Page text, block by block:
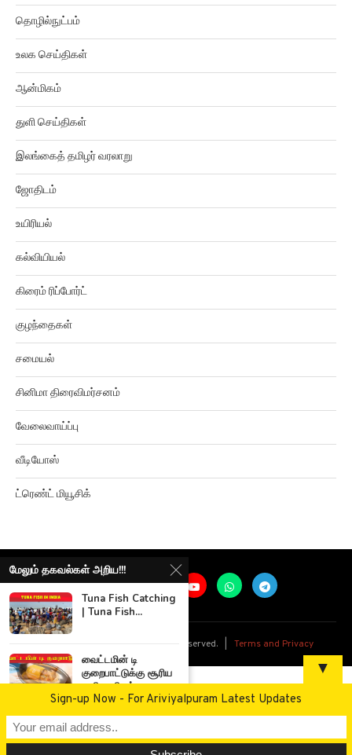
தொழில்நுட்பம்
உலக செய்திகள்
ஆன்மிகம்
துளி செய்திகள்
இலங்கைத் தமிழர் வரலாறு
ஜோதிடம்
உயிரியல்
கல்வியியல்
கிரைம் ரிப்போர்ட்
குழந்தைகள்
சமையல்
சினிமா திரைவிமர்சனம்
வேலைவாய்ப்பு
வீடியோஸ்
ட்ரெண்ட் மியூசிக்
Ariviyalpuram. All rights reserved. | Terms and Privacy
மேலும் தகவல்கள் அறிய!!!
Tuna Fish Catching
| Tuna Fish...
வைட்டமின் டி
குறைபாட்டுக்கு சூரிய
ஒளி குளியல்...
இந்தியாவை
வல்லரசாக மாற்றியவர்
▼
Sign-up Now - For Ariviyalpuram Latest Updates